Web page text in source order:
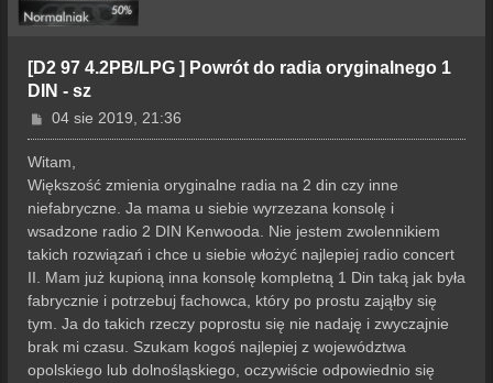
[D2 97 4.2PB/LPG ] Powrót do radia oryginalnego 1
DIN - sz
P
o
s
04 sie 2019, 21:36
Witam,
Większość zmienia oryginalne radia na 2 din czy inne
niefabryczne. Ja mama u siebie wyrzezana konsolę i
wsadzone radio 2 DIN Kenwooda. Nie jestem zwolennikiem
takich rozwiązań i chce u siebie włożyć najlepiej radio concert
II. Mam już kupioną inna konsolę kompletną 1 Din taką jak była
fabrycznie i potrzebuj fachowca, który po prostu zająłby się
tym. Ja do takich rzeczy poprostu się nie nadaję i zwyczajnie
brak mi czasu. Szukam kogoś najlepiej z województwa
opolskiego lub dolnośląskiego, oczywiście odpowiednio się